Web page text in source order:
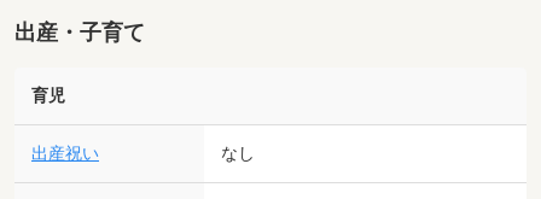
出産・子育て
育児
出産祝い なし